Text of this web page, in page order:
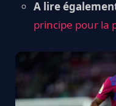
A lire
principe pour la